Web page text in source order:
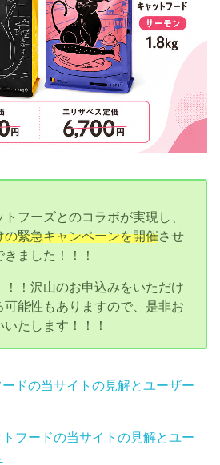
フーズとのコラボが実現し、
緊急キャンペーンを開催させ
ました！！！
！沢山のお申込みをいただけ
可能性もありますので、是非お
たします！！！
ドの当サイトの見解とユーザー
フードの当サイトの見解とユー